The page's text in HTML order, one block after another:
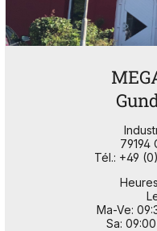
79194
Tél.: +49
Ma-Ve:
Sa: